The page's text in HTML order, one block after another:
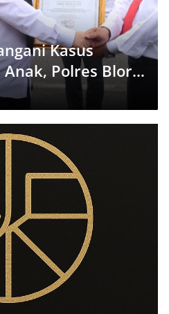
Kasus
Polres Blora
dari TRCPPA